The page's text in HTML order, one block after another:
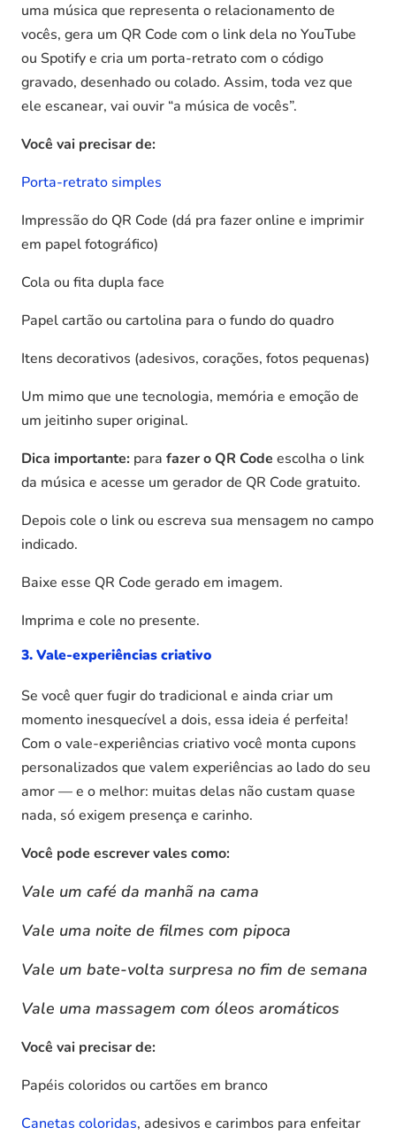
uma música que representa o relacionamento de
vocês, gera um QR Code com o link dela no YouTube
ou Spotify e cria um porta-retrato com o código
gravado, desenhado ou colado. Assim, toda vez que
ele escanear, vai ouvir “a música de vocês”.
Você vai precisar de:
Porta-retrato simples
Impressão do QR Code (dá pra fazer online e imprimir
em papel fotográfico)
Cola ou fita dupla face
Papel cartão ou cartolina para o fundo do quadro
Itens decorativos (adesivos, corações, fotos pequenas)
Um mimo que une tecnologia, memória e emoção de
um jeitinho super original.
Dica importante: para fazer o QR Code escolha o link
da música e acesse um gerador de QR Code gratuito.
Depois cole o link ou escreva sua mensagem no campo
indicado.
Baixe esse QR Code gerado em imagem.
Imprima e cole no presente.
3. Vale-experiências criativo
Se você quer fugir do tradicional e ainda criar um
momento inesquecível a dois, essa ideia é perfeita!
Com o vale-experiências criativo você monta cupons
personalizados que valem experiências ao lado do seu
amor — e o melhor: muitas delas não custam quase
nada, só exigem presença e carinho.
Você pode escrever vales como:
Vale um café da manhã na cama
Vale uma noite de filmes com pipoca
Vale um bate-volta surpresa no fim de semana
Vale uma massagem com óleos aromáticos
Você vai precisar de:
Papéis coloridos ou cartões em branco
Canetas coloridas, adesivos e carimbos para enfeitar